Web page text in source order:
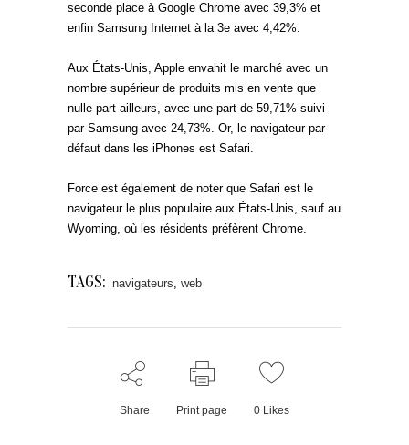
seconde place à Google Chrome avec 39,3% et
enfin Samsung Internet à la 3e avec 4,42%.
Aux États-Unis, Apple envahit le marché avec un
nombre supérieur de produits mis en vente que
nulle part ailleurs, avec une part de 59,71% suivi
par Samsung avec 24,73%. Or, le navigateur par
défaut dans les iPhones est Safari.
Force est également de noter que Safari est le
navigateur le plus populaire aux États-Unis, sauf au
Wyoming, où les résidents préfèrent Chrome.
TAGS: navigateurs, web
Share Print page 0 Likes